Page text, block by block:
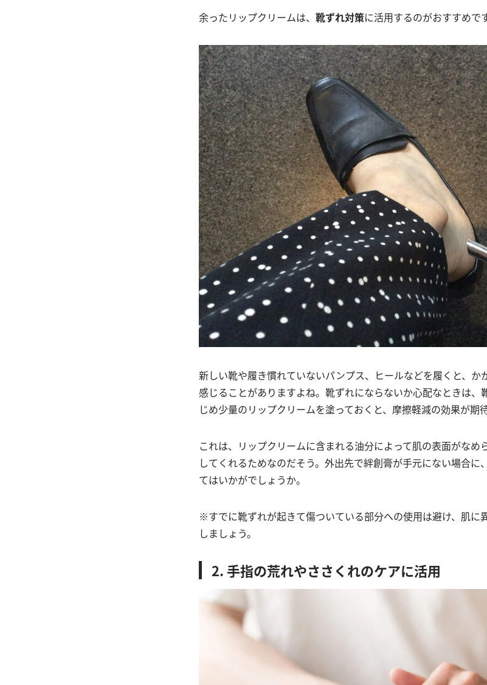
余ったリップクリームは、 靴ずれ対策に活用するのがおすすめです
新しい靴や履き慣れていないパンプス、ヒールなどを履くと、か
感じることがありますよね。靴ずれにならないか心配なときは、
じめ少量のリップクリームを塗っておくと、摩擦軽減の効果が期
これは、リップクリームに含まれる油分によって肌の表面がなめ
してくれるためなのだそう。外出先で絆創膏が手元にない場合に
てはいかがでしょうか。
※すでに靴ずれが起きて傷ついている部分への使用は避け、肌に
しましょう。
2. 手指の荒れやささくれのケアに活用